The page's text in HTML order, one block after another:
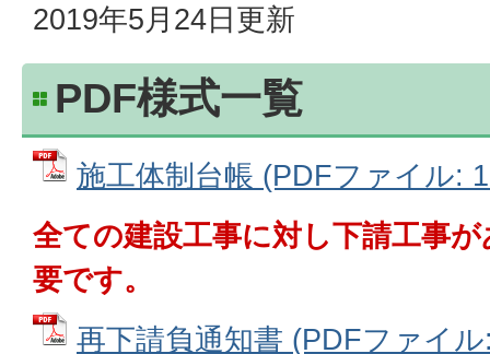
2019年5月24日更新
PDF様式一覧
施工体制台帳 (PDFファイル:
全ての建設工事に対し下請工事
要です。
再下請負通知書 (PDFファイ